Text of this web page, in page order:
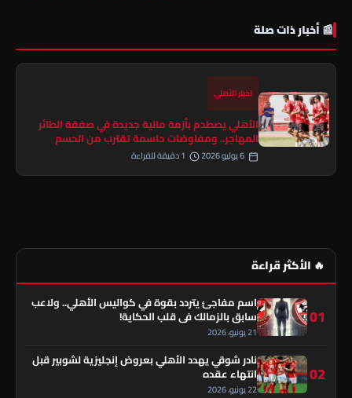
📰 أخبار ذات صلة
اخبار الأهلي
الأهلي يصطدم بأزمة مالية جديدة في صفقة الطائر
المهاجر.. ومفاوضات حاسمة تقترب من الحسم
🔥 الأكثر قراءة
01
اسم مفاجئ يتردد بقوة في كواليس الأهلي.. ولاعب
سابق بالزمالك في قلب الحكاية!
21 يونيو، 2026
02
نادر شوقي يهدد الأهلي بعروض إنجليزية لشوبير قبل
انتهاء عقده
22 يونيو، 2026